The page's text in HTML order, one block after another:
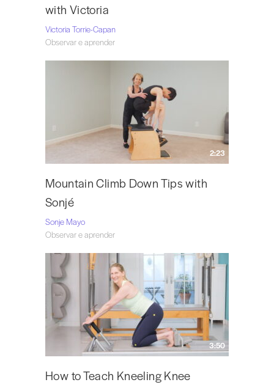
with Victoria
Victoria Torrie-Capan
Observar e aprender
2:23
Mountain Climb Down Tips with
Sonjé
Sonje Mayo
Observar e aprender
3:50
How to Teach Kneeling Knee